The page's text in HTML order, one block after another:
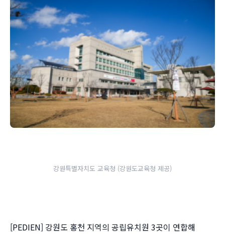
강원특별자치도 교육청 (강원도교육청 제공)
[PEDIEN] 강원도 홍천 지역의 공립유치원 3곳이 연합해